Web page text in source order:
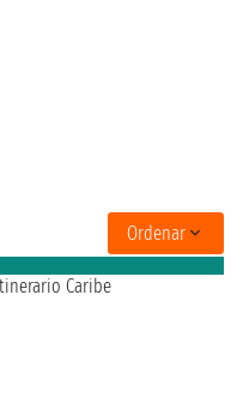
Ordenar